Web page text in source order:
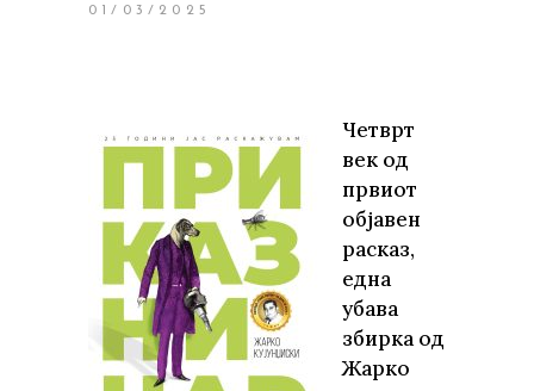
01/03/2025
Четврт
век од
првиот
објавен
расказ,
една
убава
збирка од
Жарко